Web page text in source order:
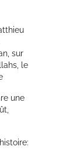
sur
le
une